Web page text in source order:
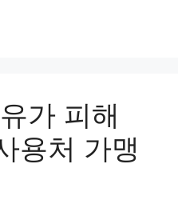
가 피해
용처 가맹